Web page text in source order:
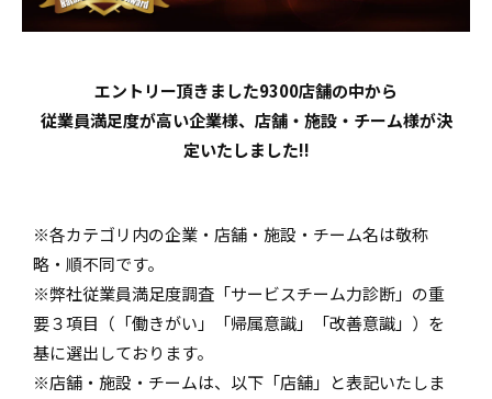
エントリー頂きました9300店舗の中から
従業員満足度が高い企業様、店舗・施設・チーム様が決
定いたしました!!
※各カテゴリ内の企業・店舗・施設・チーム名は敬称
略・順不同です。
※弊社従業員満足度調査「サービスチーム力診断」の重
要３項目（「働きがい」「帰属意識」「改善意識」）を
基に選出しております。
※店舗・施設・チームは、以下「店舗」と表記いたしま